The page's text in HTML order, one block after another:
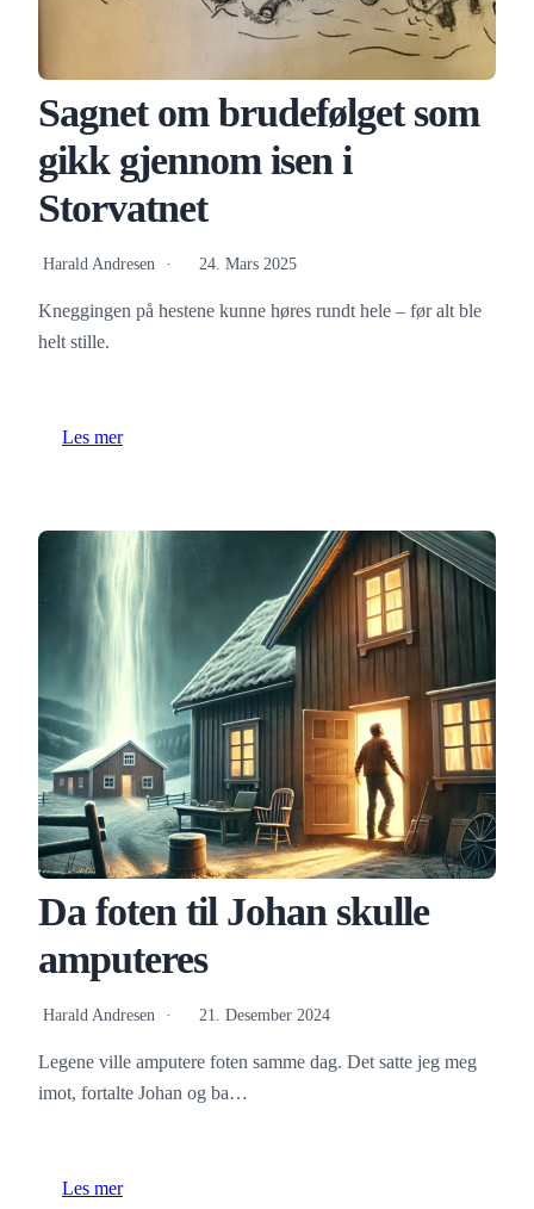
Sagnet om brudefølget som
gikk gjennom isen i
Storvatnet
Harald Andresen 24. Mars 2025
Kneggingen på hestene kunne høres rundt hele – før alt ble
helt stille.
Les mer
Da foten til Johan skulle
amputeres
Harald Andresen 21. Desember 2024
Legene ville amputere foten samme dag. Det satte jeg meg
imot, fortalte Johan og ba…
Les mer